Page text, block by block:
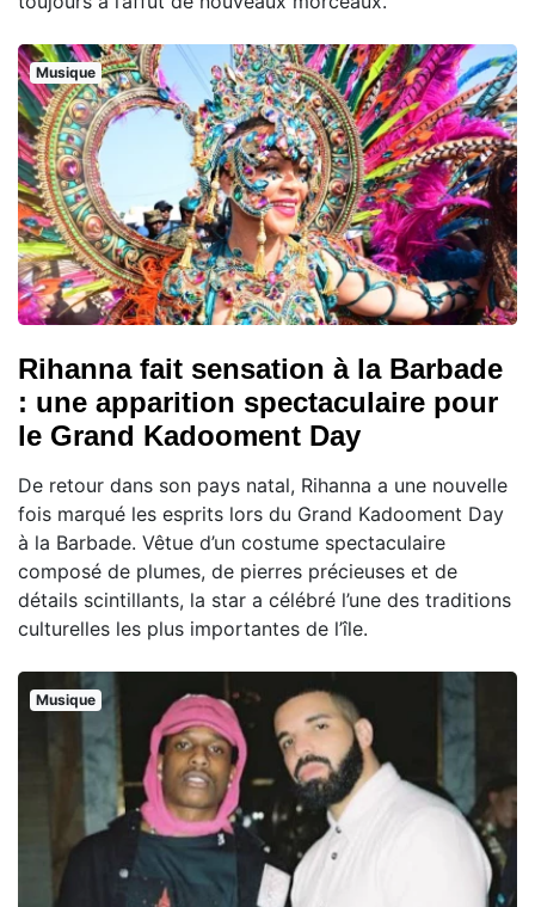
Musique
Rihanna fait sensation à la Barbade
: une apparition spectaculaire pour
le Grand Kadooment Day
De retour dans son pays natal, Rihanna a une nouvelle
fois marqué les esprits lors du Grand Kadooment Day
à la Barbade. Vêtue d’un costume spectaculaire
composé de plumes, de pierres précieuses et de
détails scintillants, la star a célébré l’une des traditions
culturelles les plus importantes de l’île.
Musique